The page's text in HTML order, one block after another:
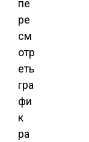
пе
ре
см
отр
еть
гра
фи
к
ра